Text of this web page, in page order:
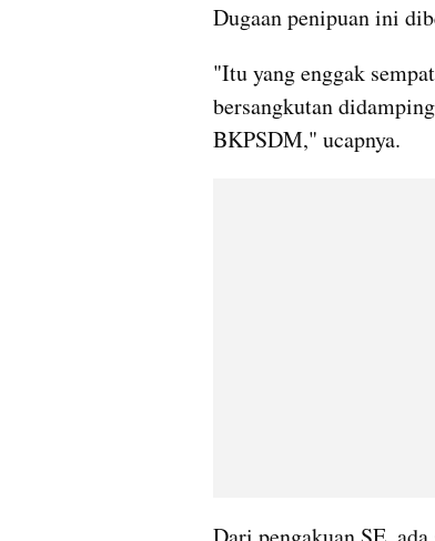
Dugaan penipuan ini
"Itu yang enggak
bersangkutan
BKPSDM," ucapnya.